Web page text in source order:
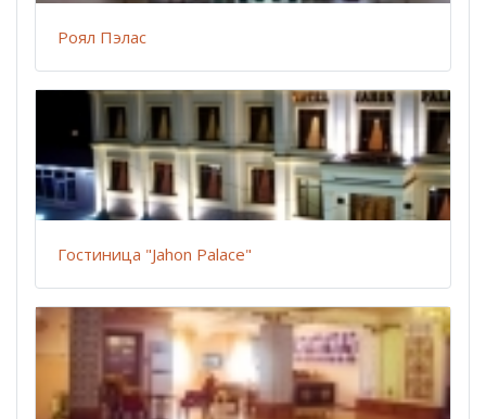
Роял Пэлас
Гостиница "Jahon Palace"